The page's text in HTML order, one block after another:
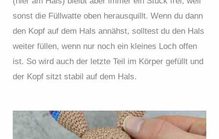
sonst die Füllwatte oben herausquillt. Wenn du dann
den Kopf auf dem Hals annähst, solltest du den Hals
weiter füllen, wenn nur noch ein kleines Loch offen
ist. So wird auch der letzte Teil im Körper gefüllt und
der Kopf sitzt stabil auf dem Hals.